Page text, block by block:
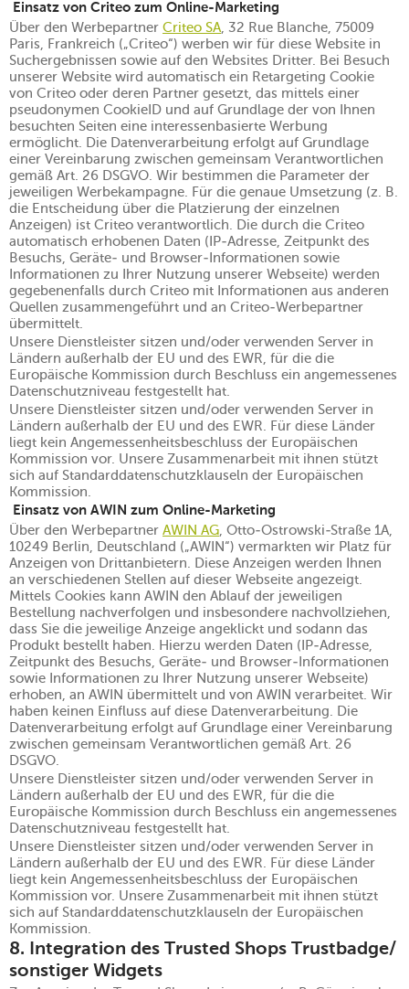
Einsatz von Criteo zum Online-Marketing
Über den Werbepartner Criteo SA, 32 Rue Blanche, 75009
Paris, Frankreich („Criteo“) werben wir für diese Website in
Suchergebnissen sowie auf den Websites Dritter. Bei Besuch
unserer Website wird automatisch ein Retargeting Cookie
von Criteo oder deren Partner gesetzt, das mittels einer
pseudonymen CookieID und auf Grundlage der von Ihnen
besuchten Seiten eine interessenbasierte Werbung
ermöglicht. Die Datenverarbeitung erfolgt auf Grundlage
einer Vereinbarung zwischen gemeinsam Verantwortlichen
gemäß Art. 26 DSGVO. Wir bestimmen die Parameter der
jeweiligen Werbekampagne. Für die genaue Umsetzung (z. B.
die Entscheidung über die Platzierung der einzelnen
Anzeigen) ist Criteo verantwortlich. Die durch die Criteo
automatisch erhobenen Daten (IP-Adresse, Zeitpunkt des
Besuchs, Geräte- und Browser-Informationen sowie
Informationen zu Ihrer Nutzung unserer Webseite) werden
gegebenenfalls durch Criteo mit Informationen aus anderen
Quellen zusammengeführt und an Criteo-Werbepartner
übermittelt.
Unsere Dienstleister sitzen und/oder verwenden Server in
Ländern außerhalb der EU und des EWR, für die die
Europäische Kommission durch Beschluss ein angemessenes
Datenschutzniveau festgestellt hat.
Unsere Dienstleister sitzen und/oder verwenden Server in
Ländern außerhalb der EU und des EWR. Für diese Länder
liegt kein Angemessenheitsbeschluss der Europäischen
Kommission vor. Unsere Zusammenarbeit mit ihnen stützt
sich auf Standarddatenschutzklauseln der Europäischen
Kommission.
Einsatz von AWIN zum Online-Marketing
Über den Werbepartner AWIN AG, Otto-Ostrowski-Straße 1A,
10249 Berlin, Deutschland („AWIN“) vermarkten wir Platz für
Anzeigen von Drittanbietern. Diese Anzeigen werden Ihnen
an verschiedenen Stellen auf dieser Webseite angezeigt.
Mittels Cookies kann AWIN den Ablauf der jeweiligen
Bestellung nachverfolgen und insbesondere nachvollziehen,
dass Sie die jeweilige Anzeige angeklickt und sodann das
Produkt bestellt haben. Hierzu werden Daten (IP-Adresse,
Zeitpunkt des Besuchs, Geräte- und Browser-Informationen
sowie Informationen zu Ihrer Nutzung unserer Webseite)
erhoben, an AWIN übermittelt und von AWIN verarbeitet. Wir
haben keinen Einfluss auf diese Datenverarbeitung. Die
Datenverarbeitung erfolgt auf Grundlage einer Vereinbarung
zwischen gemeinsam Verantwortlichen gemäß Art. 26
DSGVO.
Unsere Dienstleister sitzen und/oder verwenden Server in
Ländern außerhalb der EU und des EWR, für die die
Europäische Kommission durch Beschluss ein angemessenes
Datenschutzniveau festgestellt hat.
Unsere Dienstleister sitzen und/oder verwenden Server in
Ländern außerhalb der EU und des EWR. Für diese Länder
liegt kein Angemessenheitsbeschluss der Europäischen
Kommission vor. Unsere Zusammenarbeit mit ihnen stützt
sich auf Standarddatenschutzklauseln der Europäischen
Kommission.
8. Integration des Trusted Shops Trustbadge/
sonstiger Widgets